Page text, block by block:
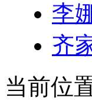
李
齐
当前位